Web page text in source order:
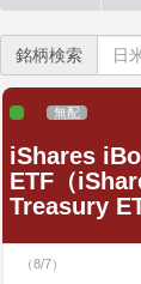
銘柄検索
無配
iShares
ETF（
Treasury
（8/7）